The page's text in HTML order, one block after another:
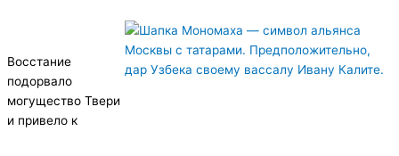
Восстание
подорвало
могущество Твери
и привело к